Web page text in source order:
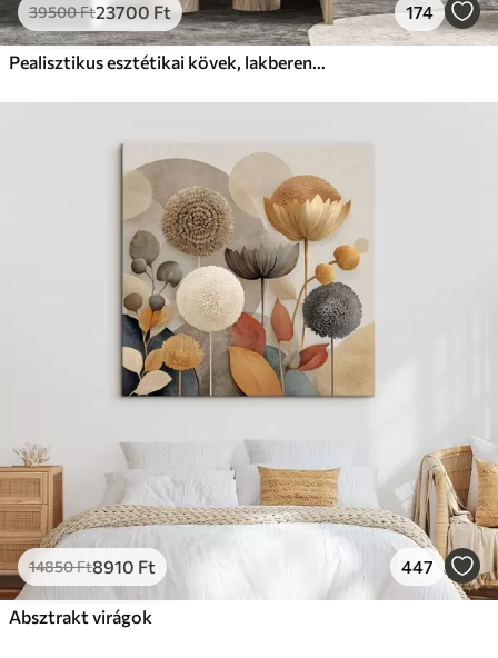
39500Ft23700 Ft 174
Pealisztikus esztétikai kövek, lakberendezés, természetes megvilágítás
14850Ft8910 Ft 447
Absztrakt virágok